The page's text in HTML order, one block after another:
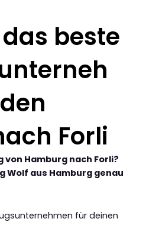
beste
Forli
von Hamburg nach Forli?
Wolf aus Hamburg genau
für deinen